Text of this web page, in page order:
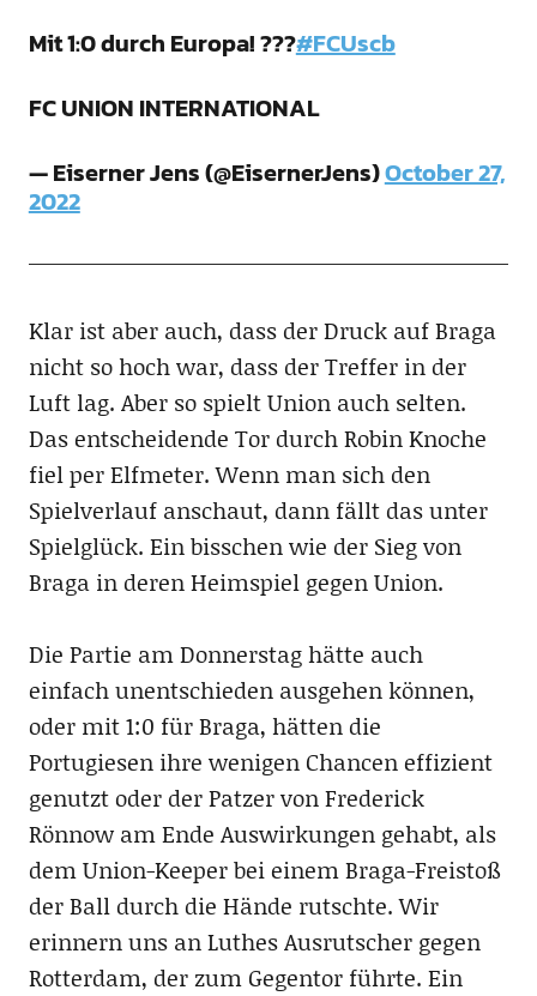
Mit 1:0 durch Europa! ???#FCUscb
FC UNION INTERNATIONAL
— Eiserner Jens (@EisernerJens)October 27,
2022
Klar ist aber auch, dass der Druck auf Braga
nicht so hoch war, dass der Treffer in der
Luft lag. Aber so spielt Union auch selten.
Das entscheidende Tor durch Robin Knoche
fiel per Elfmeter. Wenn man sich den
Spielverlauf anschaut, dann fällt das unter
Spielglück. Ein bisschen wie der Sieg von
Braga in deren Heimspiel gegen Union.
Die Partie am Donnerstag hätte auch
einfach unentschieden ausgehen können,
oder mit 1:0 für Braga, hätten die
Portugiesen ihre wenigen Chancen effizient
genutzt oder der Patzer von Frederick
Rönnow am Ende Auswirkungen gehabt, als
dem Union-Keeper bei einem Braga-Freistoß
der Ball durch die Hände rutschte. Wir
erinnern uns an Luthes Ausrutscher gegen
Rotterdam, der zum Gegentor führte. Ein